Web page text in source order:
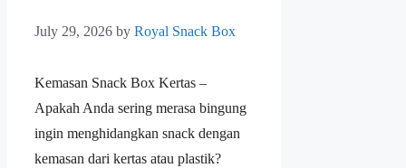
July 29, 2026 by Royal Snack Box
Kemasan Snack Box Kertas –
Apakah Anda sering merasa bingung
ingin menghidangkan snack dengan
kemasan dari kertas atau plastik?